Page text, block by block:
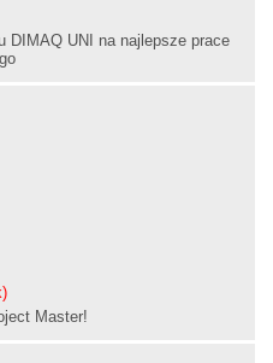
DIMAQ UNI na najlepsze prace
Master!